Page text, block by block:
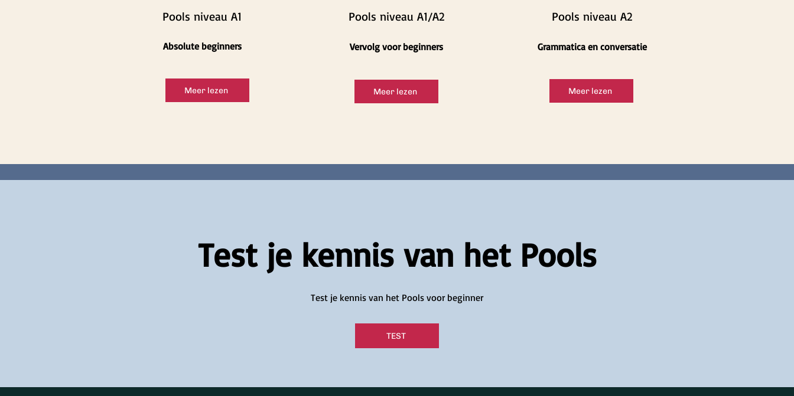
Pools niveau A1
Absolute beginners
Meer lezen
Pools niveau A1/A2
Vervolg voor beginners
Meer lezen
Pools niveau A2
Grammatica en conversatie
Meer lezen
Test je kennis van het Pools
Test je kennis van het Pools voor beginner
TEST